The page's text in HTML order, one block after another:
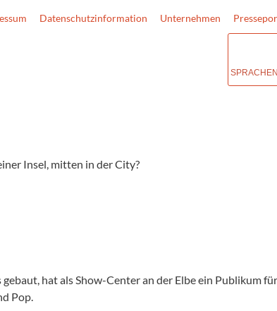
Datenschutzinformation Unternehmen
SPRACHEN
Insel, mitten in der City?
hat als Show-Center an der Elbe ein Publikum
Pop.